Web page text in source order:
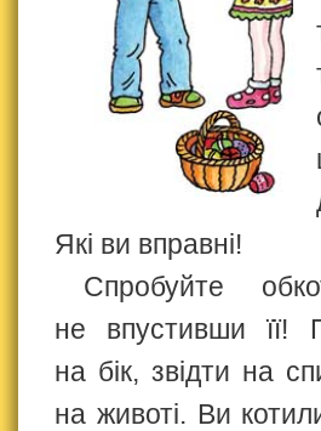
Які ви вправні!
Спробуйте
не впустивши її!
на бік, звідти на
на животі. Ви